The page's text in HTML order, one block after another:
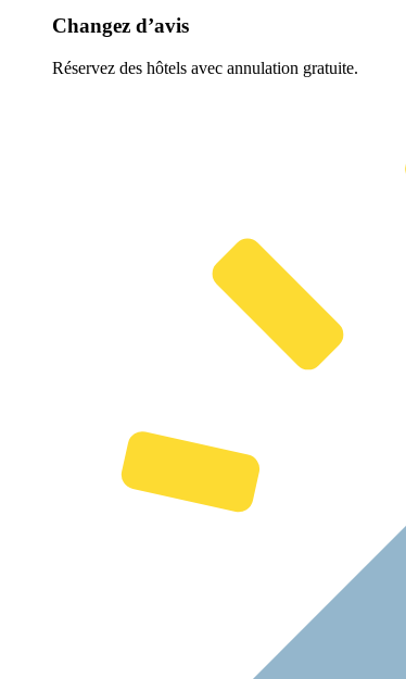
Changez d’avis
Réservez des hôtels avec annulation gratuite.